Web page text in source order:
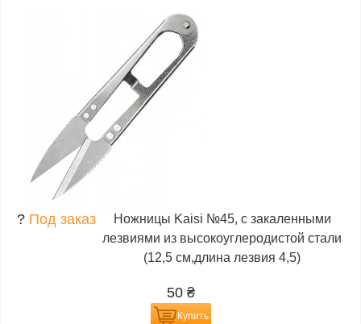
? Под заказ
Ножницы Kaisi №45, с закаленными
лезвиями из высокоуглеродистой стали
(12,5 см,длина лезвия 4,5)
50 ₴
Купить